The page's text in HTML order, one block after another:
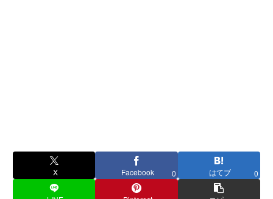
X Facebook 0 はてブ 0